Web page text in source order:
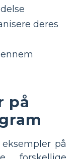
deres
på
på